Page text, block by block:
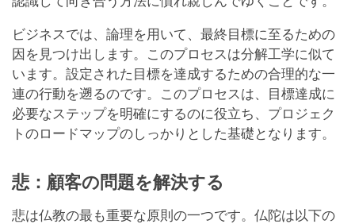
ビジネスでは、論理を用いて、最終目標に至るための
因を見つけ出します。このプロセスは分解工学に似て
います。設定された目標を達成するための合理的な一
連の行動を遡るのです。このプロセスは、目標達成に
必要なステップを明確にするのに役立ち、プロジェク
トのロードマップのしっかりとした基礎となります。
悲：顧客の問題を解決する
悲は仏教の最も重要な原則の一つです。仏陀は以下の